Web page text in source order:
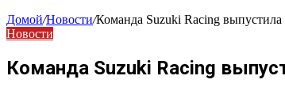
Домой/Новости/Команда Suzuki Racing
Новости
Команда Suzuki Racing